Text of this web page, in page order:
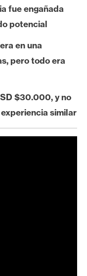
fue engañada
potencial
en una
pero todo era
$30.000, y no
similar